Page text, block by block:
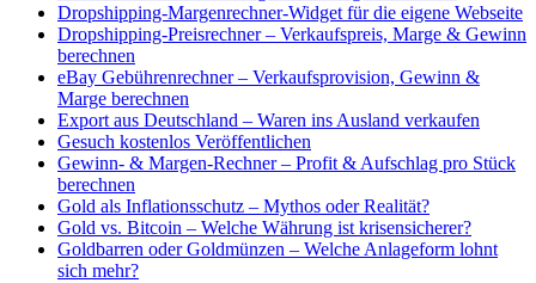
Dropshipping-Margenrechner-Widget für die eigene Webseite
Dropshipping-Preisrechner – Verkaufspreis, Marge & Gewinn
berechnen
eBay Gebührenrechner – Verkaufsprovision, Gewinn &
Marge berechnen
Export aus Deutschland – Waren ins Ausland verkaufen
Gesuch kostenlos Veröffentlichen
Gewinn- & Margen-Rechner – Profit & Aufschlag pro Stück
berechnen
Gold als Inflationsschutz – Mythos oder Realität?
Gold vs. Bitcoin – Welche Währung ist krisensicherer?
Goldbarren oder Goldmünzen – Welche Anlageform lohnt
sich mehr?